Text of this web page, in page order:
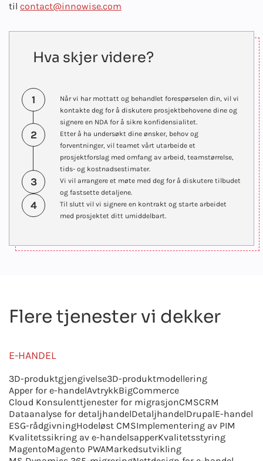
til contact@innowise.com
Hva skjer videre?
1
Når vi har mottatt og behandlet forespørselen din, vil vi
kontakte deg for å diskutere prosjektbehovene dine og
signere en NDA for å sikre konfidensialitet.
2
Etter å ha undersøkt dine ønsker, behov og
forventninger, vil teamet vårt utarbeide et
prosjektforslag med omfang av arbeid, teamstørrelse,
tids- og kostnadsestimater.
3
Vi vil arrangere et møte med deg for å diskutere tilbudet
og fastsette detaljene.
4
Til slutt vil vi signere en kontrakt og starte arbeidet
med prosjektet ditt umiddelbart.
Flere tjenester vi dekker
E-HANDEL
3D-produktgjengivelse3D-produktmodellering
Apper for e-handelAvtrykkBigCommerce
Cloud Konsulenttjenester for migrasjonCMSCRM
Dataanalyse for detaljhandelDetaljhandelDrupalE-handel
ESG-rådgivningHodeløst CMSImplementering av PIM
Kvalitetssikring av e-handelsapperKvalitetsstyring
MagentoMagento PWAMarkedsutvikling